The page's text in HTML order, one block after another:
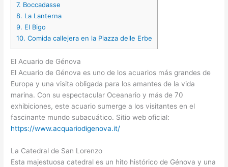
7. Boccadasse
8. La Lanterna
9. El Bigo
10. Comida callejera en la Piazza delle Erbe
El Acuario de Génova
El Acuario de Génova es uno de los acuarios más grandes de
Europa y una visita obligada para los amantes de la vida
marina. Con su espectacular Oceanario y más de 70
exhibiciones, este acuario sumerge a los visitantes en el
fascinante mundo subacuático. Sitio web oficial:
https://www.acquariodigenova.it/
La Catedral de San Lorenzo
Esta majestuosa catedral es un hito histórico de Génova y una